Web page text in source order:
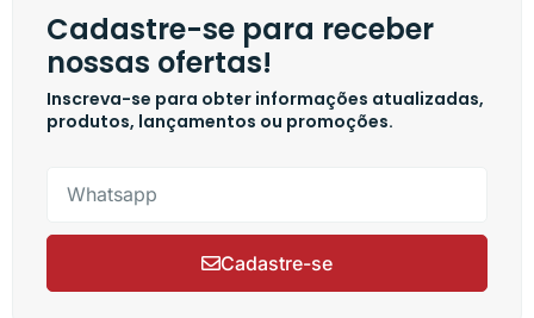
Cadastre-se para receber
nossas ofertas!
Inscreva-se para obter informações atualizadas,
produtos, lançamentos ou promoções.
Cadastre-se